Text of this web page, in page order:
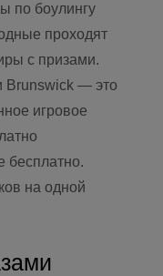
по боулингу
проходят
с призами.
Brunswick — это
игровое
бесплатно.
на одной